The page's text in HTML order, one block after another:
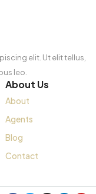
elit. Ut elit tellus,
leo.
About Us
About
Agents
Blog
Contact